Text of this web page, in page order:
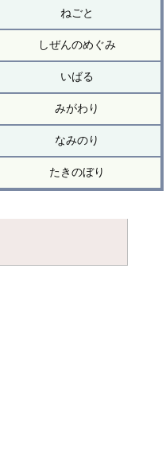
ねごと
しぜんのめぐみ
いばる
みがわり
なみのり
たきのぼり